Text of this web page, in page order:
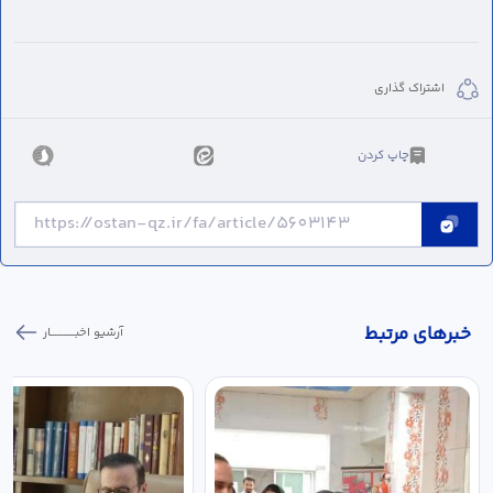
اشتراک گذاری
چاپ کردن
خبر‌های مرتبط آرشیو اخبـــــــــــار